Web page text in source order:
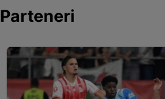
Parteneri